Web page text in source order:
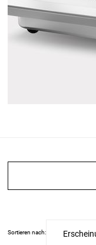
Sortieren nach: